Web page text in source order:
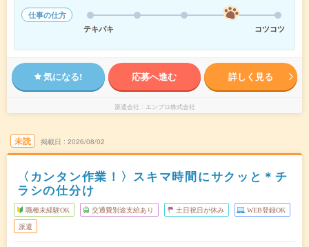
仕事の仕方
テキパキ
コツコツ
気になる! 応募へ進む 詳しく見る
派遣会社 エンプロ株式会社
未読 掲載日 2026/08/02
〈カンタン作業！〉スキマ時間にサクッと＊チ
ラシの仕分け
職種未経験OK 交通費別途支給あり 土日祝日が休み WEB登録OK
派遣